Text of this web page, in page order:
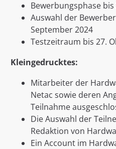
Bewerbungsphase
Auswahl der
September 2024
Testzeitraum bis 27.
Kleingedrucktes:
Mitarbeiter der
Netac sowie deren
Teilnahme
Die Auswahl der
Redaktion von
Ein Account im